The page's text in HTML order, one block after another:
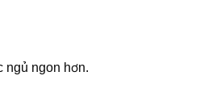
ngủ ngon hơn.